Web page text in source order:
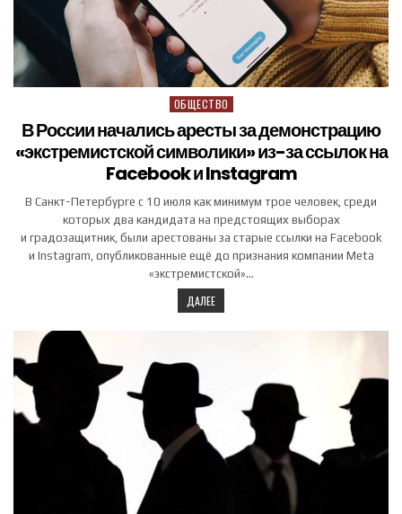
Posted in
ОБЩЕСТВО
В России начались аресты за демонстрацию
«экстремистской символики» из-за ссылок на
Facebook и Instagram
В Санкт-Петербурге с 10 июля как минимум трое человек, среди
которых два кандидата на предстоящих выборах
и градозащитник, были арестованы за старые ссылки на Facebook
и Instagram, опубликованные ещё до признания компании Meta
«экстремистской»…
ДАЛЕЕ